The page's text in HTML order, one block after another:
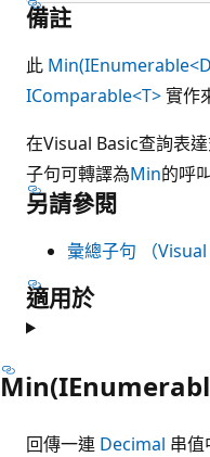
備註
此
IComparable<T>實作
在Visual Basic查詢表達
子句可轉譯為Min的呼
另請參閱
彙總子句 （Visual
適用於
回傳一連 Decimal 串值